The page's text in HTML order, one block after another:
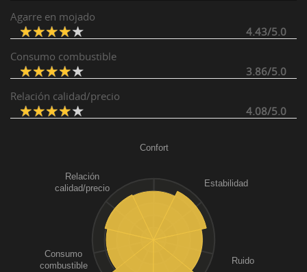
Agarre en mojado
4.43/5.0
Consumo combustible
3.86/5.0
Relación calidad/precio
4.08/5.0
Confort
Estabilidad
Ruido
Consumo
combustible
Relación
calidad/precio